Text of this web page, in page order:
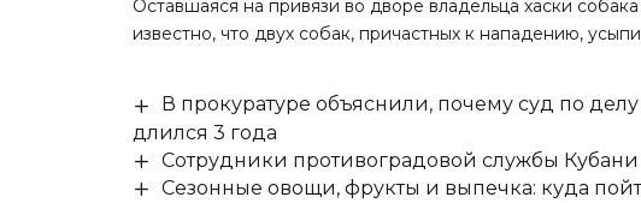
Оставшаяся на привязи во дворе владельца хаски
известно, что двух собак, причастных к нападению,
В прокуратуре объяснили, почему суд по
длился 3 года
Сотрудники противоградовой службы
Сезонные овощи, фрукты и выпечка: куда